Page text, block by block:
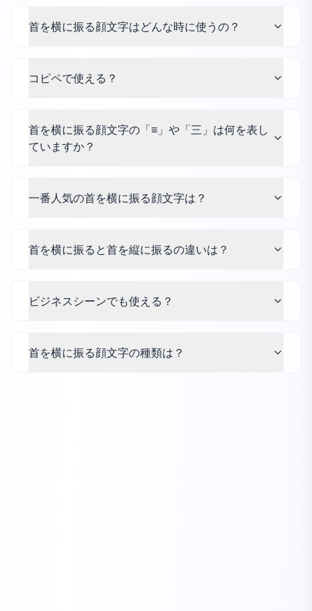
首を横に振る顔文字はどんな時に使うの？
コピペで使える？
首を横に振る顔文字の「≡」や「三」は何を表し
ていますか？
一番人気の首を横に振る顔文字は？
首を横に振ると首を縦に振るの違いは？
ビジネスシーンでも使える？
首を横に振る顔文字の種類は？